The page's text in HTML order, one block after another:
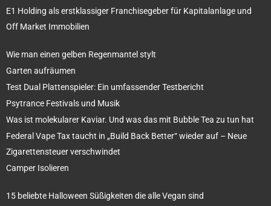
E1 Holding als erstklassiger Franchisegeber für Kapitalanlage und
Off Market Immobilien
Wie man einen gelben Regenmantel stylt
Garten aufräumen
Test Dual Plattenspieler: Ein umfassender Testbericht
Psytrance Festivals und Musik
Was ist molekularer Kaviar. Und was das mit Bubble Tea zu tun hat
Federal Vape Tax taucht in „Build Back Better“ wieder auf – Neue
Zigarettensteuer verschwindet
Camper Isolieren
15 beliebte Halloween Süßigkeiten die alle Vegan sind